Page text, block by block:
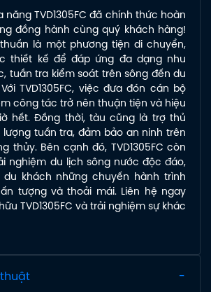
năng TVD1305FC đã chính thức hoàn
đồng hành cùng quý khách hàng!
là một phương tiện di chuyển,
thiết kế để đáp ứng đa dạng nhu
tuần tra kiểm soát trên sông đến du
TVD1305FC, việc đưa đón cán bộ
công tác trở nên thuận tiện và hiệu
hết. Đồng thời, tàu cũng là trợ thủ
tuần tra, đảm bảo an ninh trên
thủy. Bên cạnh đó, TVD1305FC còn
nghiệm du lịch sông nước độc đáo,
khách những chuyến hành trình
tượng và thoải mái. Liên hệ ngay
TVD1305FC và trải nghiệm sự khác
thuật